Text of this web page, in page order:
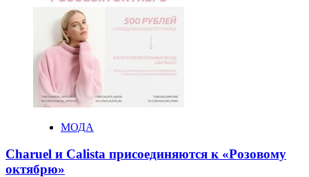
МОДА
Charuel и Calista присоединяются к «Розовому
октябрю»